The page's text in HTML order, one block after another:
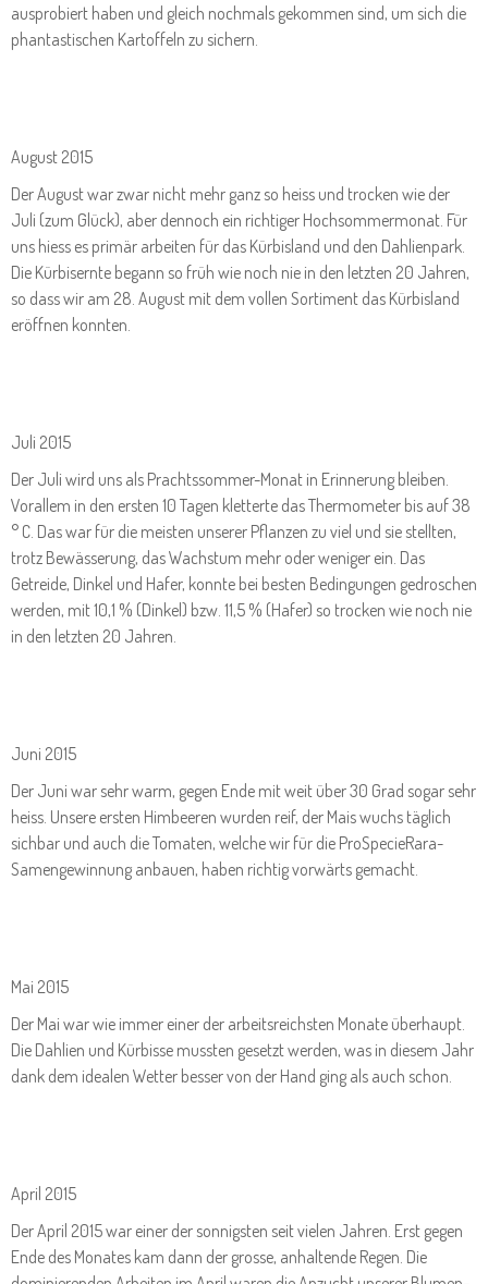
ausprobiert haben und gleich nochmals gekommen sind, um sich die
phantastischen Kartoffeln zu sichern.
August 2015
Der August war zwar nicht mehr ganz so heiss und trocken wie der
Juli (zum Glück), aber dennoch ein richtiger Hochsommermonat. Für
uns hiess es primär arbeiten für das Kürbisland und den Dahlienpark.
Die Kürbisernte begann so früh wie noch nie in den letzten 20 Jahren,
so dass wir am 28. August mit dem vollen Sortiment das Kürbisland
eröffnen konnten.
Juli 2015
Der Juli wird uns als Prachtssommer-Monat in Erinnerung bleiben.
Vorallem in den ersten 10 Tagen kletterte das Thermometer bis auf 38
° C. Das war für die meisten unserer Pflanzen zu viel und sie stellten,
trotz Bewässerung, das Wachstum mehr oder weniger ein. Das
Getreide, Dinkel und Hafer, konnte bei besten Bedingungen gedroschen
werden, mit 10,1 % (Dinkel) bzw. 11,5 % (Hafer) so trocken wie noch nie
in den letzten 20 Jahren.
Juni 2015
Der Juni war sehr warm, gegen Ende mit weit über 30 Grad sogar sehr
heiss. Unsere ersten Himbeeren wurden reif, der Mais wuchs täglich
sichbar und auch die Tomaten, welche wir für die ProSpecieRara-
Samengewinnung anbauen, haben richtig vorwärts gemacht.
Mai 2015
Der Mai war wie immer einer der arbeitsreichsten Monate überhaupt.
Die Dahlien und Kürbisse mussten gesetzt werden, was in diesem Jahr
dank dem idealen Wetter besser von der Hand ging als auch schon.
April 2015
Der April 2015 war einer der sonnigsten seit vielen Jahren. Erst gegen
Ende des Monates kam dann der grosse, anhaltende Regen. Die